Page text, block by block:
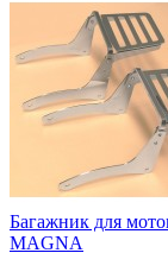
Багажник для
MAGNA